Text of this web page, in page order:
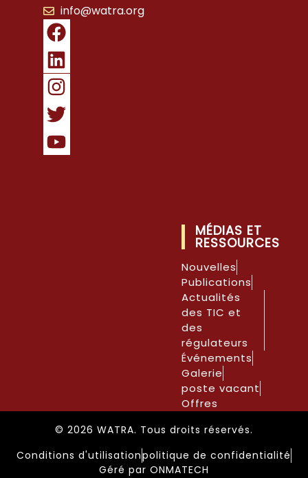
info@watra.org
MÉDIAS ET
RESSOURCES
Nouvelles
Publications
Actualités
des TIC et
des
régulateurs
Événements
Galerie
poste vacant
Offres
© 2026 WATRA. Tous droits réservés.
Conditions d'utilisationpolitique de confidentialité
Géré par ONMATECH